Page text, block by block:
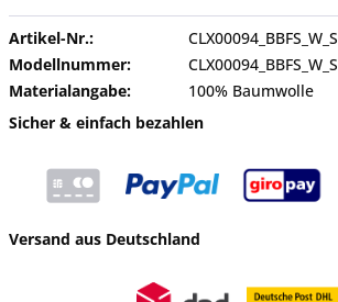
Artikel-Nr.:
CLX00094_BBFS_W_S
Modellnummer:
CLX00094_BBFS_W_S
Materialangabe:
100% Baumwolle
Sicher & einfach bezahlen
Versand aus Deutschland